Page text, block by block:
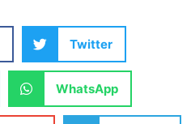
Twitter
WhatsApp